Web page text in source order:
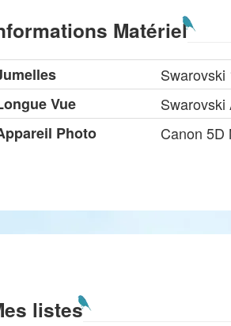
Matériel
Swarovski
Vue
Swarovski
Photo
Canon 5D
listes